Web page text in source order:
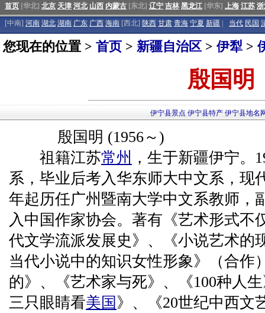
首页 [华北] 北京 天津 河北 山西 内蒙古 [东北] 辽宁 吉林 黑龙江 [华东] 上海 江苏
[中南] 河南 湖北 湖南 广东 广西 海南 [西北] 陕西 甘肃 青海 宁夏 新疆 当代 民国
您现在的位置 > 首页 > 新疆自治区 > 伊犁 >
殷国明
伊宁县景点 伊宁县特产 伊宁县地名
殷国明 (1956～)
祖籍江苏常州 ，生于新疆伊宁。
系，毕业后考入华东师大中文系，现
年起历任广州暨南大学中文系教师，
入中国作家协会。著有《艺术形式不
代文学流派发展史》、《小说艺术的
当代小说中的知识女性形象》（合作
的》、《艺术家与死》、《100种人
三只眼睛看美国 》、《20世纪中西文